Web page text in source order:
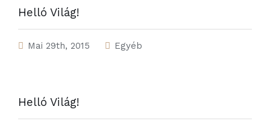
Helló Világ!
Mai 29th, 2015 Egyéb
Helló Világ!